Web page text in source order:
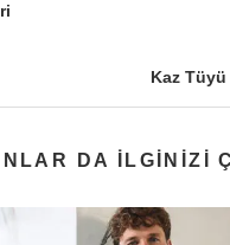
Kaz Tüyü
DA ILGINIZI